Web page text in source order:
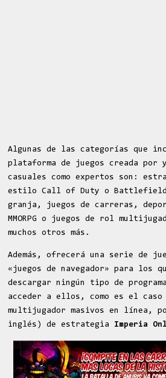
Algunas de las categorías que
plataforma de juegos creada por
casuales como expertos son:
estilo Call of Duty o
granja, juegos de carreras,
MMORPG o juegos de rol
muchos otros más.
Además, ofrecerá una serie de
«juegos de navegador» para los
descargar ningún tipo de
acceder a ellos, como es el caso
multijugador masivos en línea,
inglés) de estrategia Imperia